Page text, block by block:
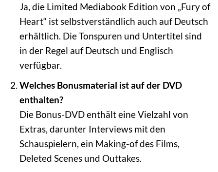
Ja, die Limited Mediabook Edition von „Fury of
Heart“ ist selbstverständlich auch auf Deutsch
erhältlich. Die Tonspuren und Untertitel sind
in der Regel auf Deutsch und Englisch
verfügbar.
Welches Bonusmaterial ist auf der DVD
enthalten?
Die Bonus-DVD enthält eine Vielzahl von
Extras, darunter Interviews mit den
Schauspielern, ein Making-of des Films,
Deleted Scenes und Outtakes.